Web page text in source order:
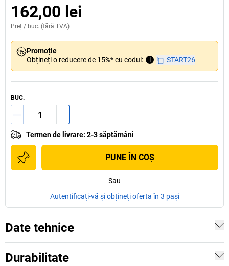
162,00 lei
Preț / buc. (fără TVA)
Promoție
Obțineți o reducere de 15%* cu codul:
i START26
BUC.
Termen de livrare: 2-3 săptămâni
PUNE ÎN COŞ
Sau
Autentificați-vă și obțineți oferta în 3 pași
Date tehnice
Durabilitate